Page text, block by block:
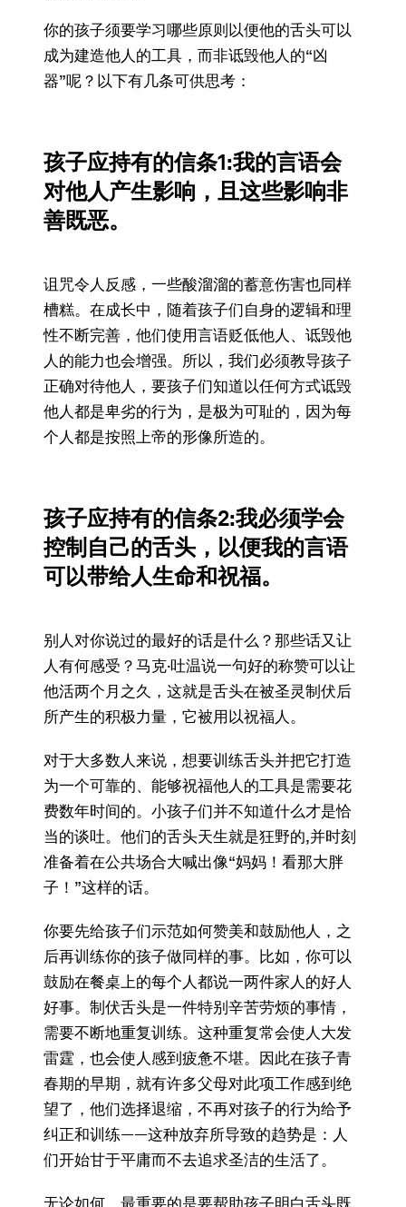
你的孩子须要学习哪些原则以便他的舌头可以
成为建造他人的工具，而非诋毁他人的“凶
器”呢？以下有几条可供思考：
孩子应持有的信条1:我的言语会
对他人产生影响，且这些影响非
善既恶。
诅咒令人反感，一些酸溜溜的蓄意伤害也同样
槽糕。在成长中，随着孩子们自身的逻辑和理
性不断完善，他们使用言语贬低他人、诋毁他
人的能力也会增强。所以，我们必须教导孩子
正确对待他人，要孩子们知道以任何方式诋毁
他人都是卑劣的行为，是极为可耻的，因为每
个人都是按照上帝的形像所造的。
孩子应持有的信条2:我必须学会
控制自己的舌头，以便我的言语
可以带给人生命和祝福。
别人对你说过的最好的话是什么？那些话又让
人有何感受？马克·吐温说一句好的称赞可以让
他活两个月之久，这就是舌头在被圣灵制伏后
所产生的积极力量，它被用以祝福人。
对于大多数人来说，想要训练舌头并把它打造
为一个可靠的、能够祝福他人的工具是需要花
费数年时间的。小孩子们并不知道什么才是恰
当的谈吐。他们的舌头天生就是狂野的,并时刻
准备着在公共场合大喊出像“妈妈！看那大胖
子！”这样的话。
你要先给孩子们示范如何赞美和鼓励他人，之
后再训练你的孩子做同样的事。比如，你可以
鼓励在餐桌上的每个人都说一两件家人的好人
好事。制伏舌头是一件特别辛苦劳烦的事情，
需要不断地重复训练。这种重复常会使人大发
雷霆，也会使人感到疲惫不堪。因此在孩子青
春期的早期，就有许多父母对此项工作感到绝
望了，他们选择退缩，不再对孩子的行为给予
纠正和训练——这种放弃所导致的趋势是：人
们开始甘于平庸而不去追求圣洁的生活了。
无论如何，最重要的是要帮助孩子明白舌头既